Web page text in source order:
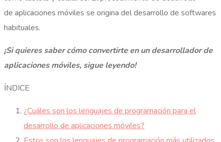
de aplicaciones móviles se origina del desarrollo de softwares
habituales.
¡Si quieres saber cómo convertirte en un desarrollador de
aplicaciones móviles, sigue leyendo!
ÍNDICE
¿Cuáles son los lenguajes de programación para el
desarrollo de aplicaciones móviles?